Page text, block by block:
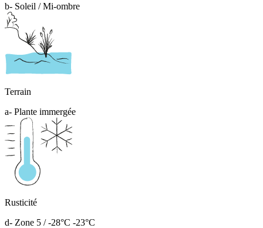
b- Soleil / Mi-ombre
Terrain
a- Plante immergée
Rusticité
d- Zone 5 / -28°C -23°C